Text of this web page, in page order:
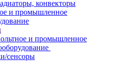
конвекторы
и промышленное
и промышленное
сенсоры